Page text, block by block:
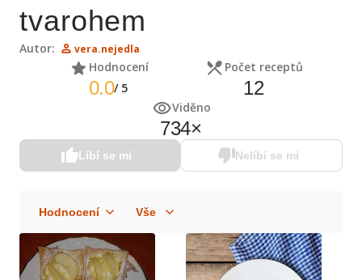
tvarohem
Autor: vera.nejedla
Hodnocení
0.0/ 5
Počet receptů
12
Viděno
734×
Líbí se mi Nelíbí se mi